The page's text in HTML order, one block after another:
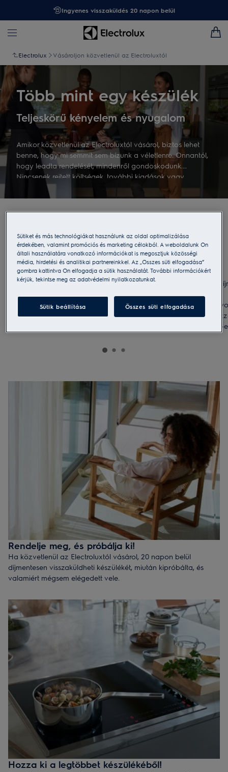
Ingyenes visszaküldés 20 napon belül
Electrolux Vásároljon közvetlenül az Electroluxtól
Több mint egy készülék
Teljeskörű kényelem és nyugalom
Amikor közvetlenül az Electroluxtól vásárol, biztos lehet
benne, hogy mi semmit sem bízunk a véletlenre. Onnantól,
hogy leadta rendelését, mindenről gondoskodunk.
Nincsenek rejtett költségek, további kiadások vagy
váratlan meglepetések.
Ingyenes szállítás 49 990 Ft feletti megrendelés
kiszállítás díja 1 990 Ft.
*Csak
előtt
készülékre
Rendelje meg, és próbálja ki!
Ha közvetlenül az Electroluxtól vásárol, 20 napon belül
díjmentesen visszaküldheti készülékét, miután kipróbálta, és
valamiért mégsem elégedett vele.
Hozza ki a legtöbbet készülékéből!
Sütiket és más technológiákat használunk az oldal optimalizálása
érdekében, valamint promóciós és marketing célokból. A weboldalunk Ön
általi használatára vonatkozó információkat is megosztjuk közösségi
média, hirdetési és analitikai partnereinkkel. Az „Összes süti elfogadása”
gombra kattintva Ön elfogadja a sütik használatát. További információkért
kérjük, tekintse meg az adatvédelmi nyilatkozatunkat.
Sütik beállítása Összes süti elfogadása